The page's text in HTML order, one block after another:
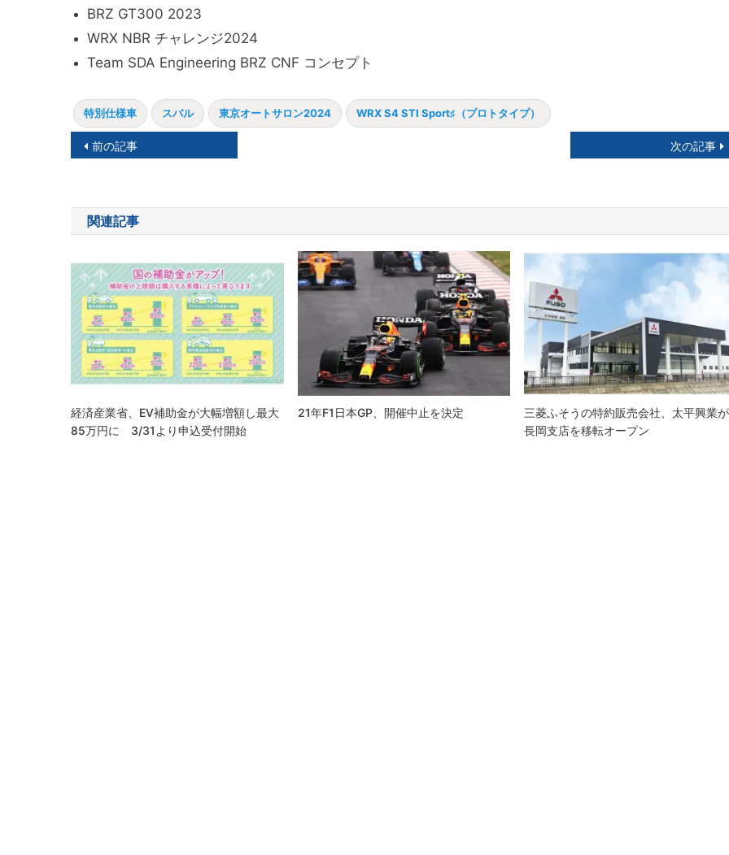
BRZ GT300 2023
WRX NBR チャレンジ2024
Team SDA Engineering BRZ CNF コンセプト
特別仕様車 スバル 東京オートサロン2024 WRX S4 STI Sport♯（プロトタイプ）
投
ナ
ビ
ゲ
ー
シ
ョ
ン
前の記事 次の記事
関連記事
経済産業省、EV補助金が大幅増額し最大
85万円に 3/31より申込受付開始
21年F1日本GP、開催中止を決定
三菱ふそうの特約販売会社、太平興業が
長岡支店を移転オープン